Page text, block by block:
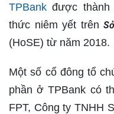
TPBank được thành
thức niêm yết trên
(HoSE) từ năm 2018.
Một số cổ đông tổ
phần ở TPBank có
FPT, Công ty TNHH